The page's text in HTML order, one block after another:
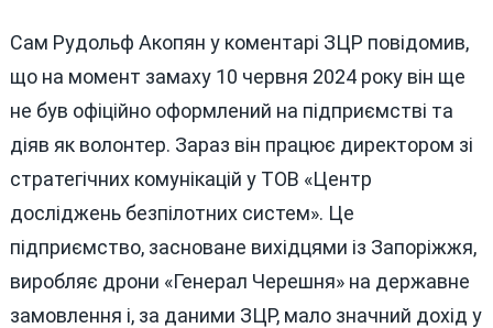
Сам Рудольф Акопян у коментарі ЗЦР повідомив,
що на момент замаху 10 червня 2024 року він ще
не був офіційно оформлений на підприємстві та
діяв як волонтер. Зараз він працює директором зі
стратегічних комунікацій у ТОВ «Центр
досліджень безпілотних систем». Це
підприємство, засноване вихідцями із Запоріжжя,
виробляє дрони «Генерал Черешня» на державне
замовлення і, за даними ЗЦР, мало значний дохід у